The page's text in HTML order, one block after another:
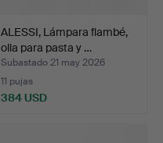
ALESSI, Lámpara flambé,
olla para pasta y …
Subastado 21 may 2026
11 pujas
384 USD